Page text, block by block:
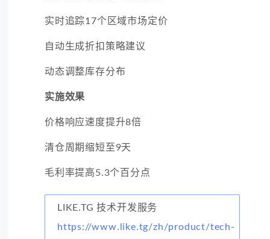
实时追踪17个区域市场定价
自动生成折扣策略建议
动态调整库存分布
实施效果
价格响应速度提升8倍
清仓周期缩短至9天
毛利率提高5.3个百分点
LIKE.TG 技术开发服务
https://www.like.tg/zh/product/tech-